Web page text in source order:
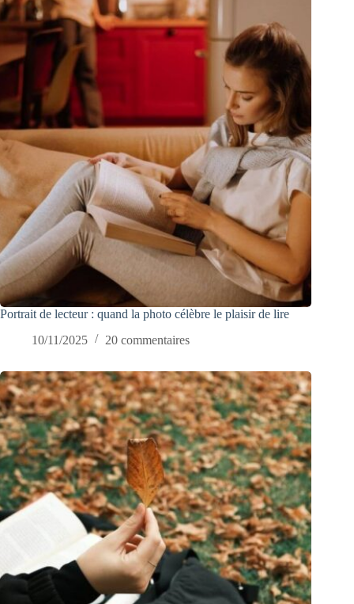
Portrait de lecteur : quand la photo célèbre le plaisir de lire
10/11/2025
20 commentaires